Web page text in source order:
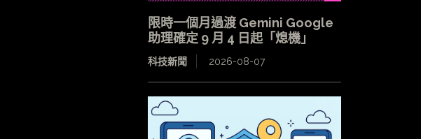
限時一個月過渡 Gemini Google
助理確定 9 月 4 日起「熄機」
科技新聞 2026-08-07